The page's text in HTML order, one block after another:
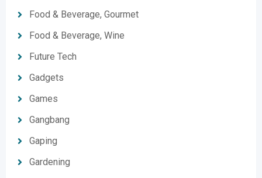
Food & Beverage, Gourmet
Food & Beverage, Wine
Future Tech
Gadgets
Games
Gangbang
Gaping
Gardening